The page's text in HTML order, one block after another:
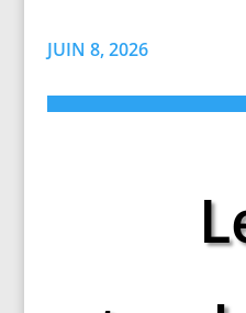
JUIN 8, 2026